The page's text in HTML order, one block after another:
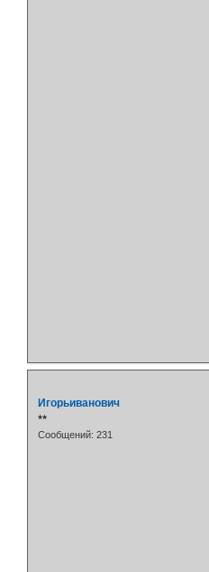
Игорьиванович
⭒⭒
Сообщений: 231